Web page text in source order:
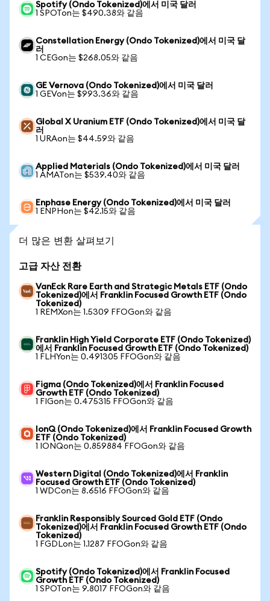
Spotify (Ondo Tokenized)에서 미국 달러
1 SPOTon는 $490.38와 같음
Constellation Energy (Ondo Tokenized)에서 미국 달
러
1 CEGon는 $268.05와 같음
GE Vernova (Ondo Tokenized)에서 미국 달러
1 GEVon는 $993.36와 같음
Global X Uranium ETF (Ondo Tokenized)에서 미국 달
러
1 URAon는 $44.59와 같음
Applied Materials (Ondo Tokenized)에서 미국 달러
1 AMATon는 $539.40와 같음
Enphase Energy (Ondo Tokenized)에서 미국 달러
1 ENPHon는 $42.15와 같음
더 많은 변환 살펴보기
고급 자산 전환
VanEck Rare Earth and Strategic Metals ETF (Ondo
Tokenized)에서 Franklin Focused Growth ETF (Ondo
Tokenized)
1 REMXon는 1.5309 FFOGon와 같음
Franklin High Yield Corporate ETF (Ondo Tokenized)
에서 Franklin Focused Growth ETF (Ondo Tokenized)
1 FLHYon는 0.491305 FFOGon와 같음
Figma (Ondo Tokenized)에서 Franklin Focused
Growth ETF (Ondo Tokenized)
1 FIGon는 0.475315 FFOGon와 같음
IonQ (Ondo Tokenized)에서 Franklin Focused Growth
ETF (Ondo Tokenized)
1 IONQon는 0.859884 FFOGon와 같음
Western Digital (Ondo Tokenized)에서 Franklin
Focused Growth ETF (Ondo Tokenized)
1 WDCon는 8.6516 FFOGon와 같음
Franklin Responsibly Sourced Gold ETF (Ondo
Tokenized)에서 Franklin Focused Growth ETF (Ondo
Tokenized)
1 FGDLon는 1.1287 FFOGon와 같음
Spotify (Ondo Tokenized)에서 Franklin Focused
Growth ETF (Ondo Tokenized)
1 SPOTon는 9.8017 FFOGon와 같음